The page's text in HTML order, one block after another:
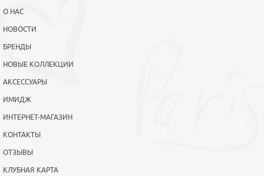
О НАС
НОВОСТИ
БРЕНДЫ
НОВЫЕ КОЛЛЕКЦИИ
АКСЕССУАРЫ
ИМИДЖ
ИНТЕРНЕТ-МАГАЗИН
КОНТАКТЫ
ОТЗЫВЫ
КЛУБНАЯ КАРТА